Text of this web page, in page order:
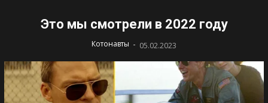
Это мы смотрели в 2022 году
Котонавты - 05.02.2023